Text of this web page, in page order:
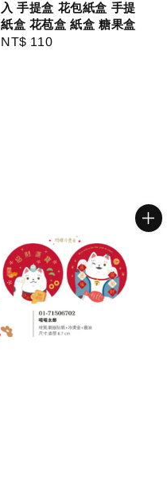
入 手提盒 花包紙盒 手提
紙盒 花苞盒 紙盒 糖果盒
Regular
NT$ 110